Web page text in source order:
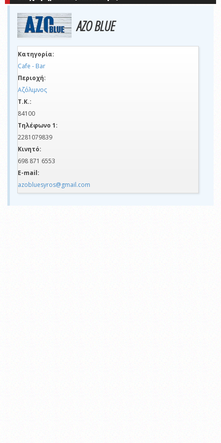
AZO BLUE
Κατηγορία:
Cafe - Bar
Περιοχή:
Αζόλιμνος
Τ.Κ.:
84100
Τηλέφωνο 1:
2281079839
Κινητό:
698 871 6553
E-mail:
azobluesyros@gmail.com